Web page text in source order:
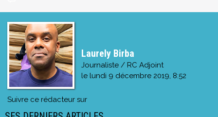
Laurely Birba
Journaliste / RC Adjoint
le lundi 9 décembre 2019, 8:52
Suivre ce rédacteur sur